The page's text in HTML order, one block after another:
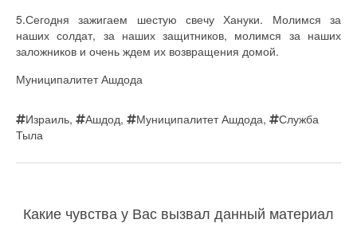
5.Сегодня зажигаем шестую свечу Хануки. Молимся за
наших солдат, за наших защитников, молимся за наших
заложников и очень ждем их возвращения домой.
Муниципалитет Ашдода
Израиль, Ашдод, Муниципалитет Ашдода,
Служба
Тыла
Какие чувства у Вас вызвал данный материал